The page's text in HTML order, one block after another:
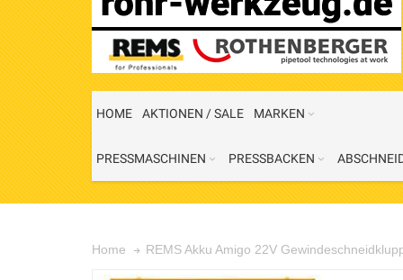
HOME AKTIONEN / SALE MARKEN
PRESSMASCHINEN PRESSBACKEN
Home REMS Akku Amigo 22V